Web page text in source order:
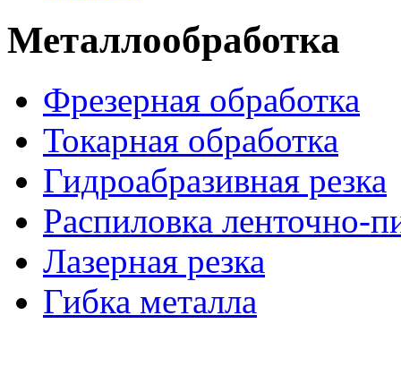
Металлообработка
Фрезерная обработка
Токарная обработка
Гидроабразивная резка
Распиловка ленточно-
Лазерная резка
Гибка металла